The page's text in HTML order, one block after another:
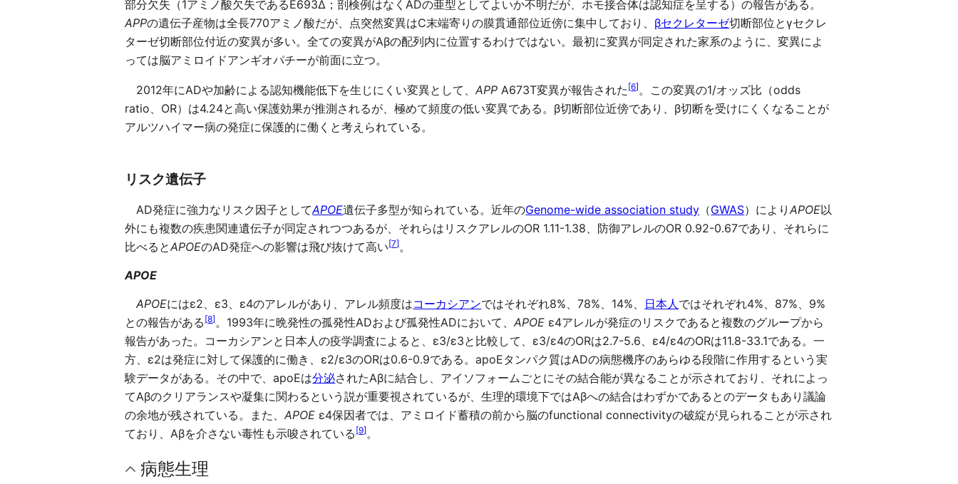
部分欠失（1アミノ酸欠失であるE693Δ；剖検例はなくADの亜型としてよいか不明だが、ホモ接合体は認知症を呈する）の報告がある。
APPの遺伝子産物は全長770アミノ酸だが、点突然変異はC末端寄りの膜貫通部位近傍に集中しており、 βセクレターゼ切断部位とγセクレ
ターゼ切断部位付近の変異が多い。全ての変異がAβの配列内に位置するわけではない。最初に変異が同定された家系のように、変異によ
っては脳アミロイドアンギオパチーが前面に立つ。
2012年にADや加齢による認知機能低下を生じにくい変異として、APP A673T変異が報告された[6]。この変異の1/オッズ比（odds
ratio、OR）は4.24と高い保護効果が推測されるが、極めて頻度の低い変異である。β切断部位近傍であり、β切断を受けにくくなることが
アルツハイマー病の発症に保護的に働くと考えられている。
リスク遺伝子
AD発症に強力なリスク因子としてAPOE遺伝子多型が知られている。近年のGenome-wide association study （GWAS）によりAPOE以
外にも複数の疾患関連遺伝子が同定されつつあるが、それらはリスクアレルのOR 1.11-1.38、防御アレルのOR 0.92-0.67であり、それらに
比べるとAPOEのAD発症への影響は飛び抜けて高い[7]。
APOE
APOEにはε2、ε3、ε4のアレルがあり、アレル頻度はコーカシアンではそれぞれ8%、78%、14%、 日本人ではそれぞれ4%、87%、9%
との報告がある[8]。1993年に晩発性の孤発性ADおよび孤発性ADにおいて、APOE ε4アレルが発症のリスクであると複数のグループから
報告があった。コーカシアンと日本人の疫学調査によると、ε3/ε3と比較して、ε3/ε4のORは2.7-5.6、ε4/ε4のORは11.8-33.1である。一
方、ε2は発症に対して保護的に働き、ε2/ε3のORは0.6-0.9である。apoEタンパク質はADの病態機序のあらゆる段階に作用するという実
験データがある。その中で、apoEは分泌されたAβに結合し、アイソフォームごとにその結合能が異なることが示されており、それによっ
てAβのクリアランスや凝集に関わるという説が重要視されているが、生理的環境下ではAβへの結合はわずかであるとのデータもあり議論
の余地が残されている。また、APOE ε4保因者では、アミロイド蓄積の前から脳のfunctional connectivityの破綻が見られることが示され
ており、Aβを介さない毒性も示唆されている[9]。
病態生理